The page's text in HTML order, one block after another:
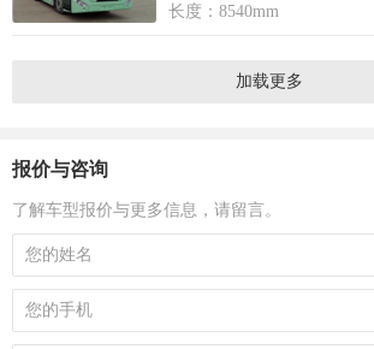
长度：8540mm
加载更多
报价与咨询
了解车型报价与更多信息，请留言。